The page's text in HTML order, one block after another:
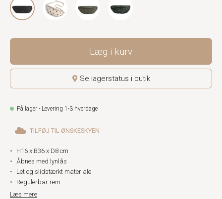
Læg i kurv
Se lagerstatus i butik
På lager - Levering 1-3 hverdage
TILFØJ TIL ØNSKESKYEN
H16 x B36 x D8 cm
Åbnes med lynlås
Let og slidstærkt materiale
Regulerbar rem
Læs mere